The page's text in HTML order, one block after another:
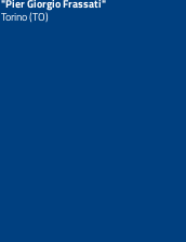
"Pier Giorgio Frassati"
Torino (TO)